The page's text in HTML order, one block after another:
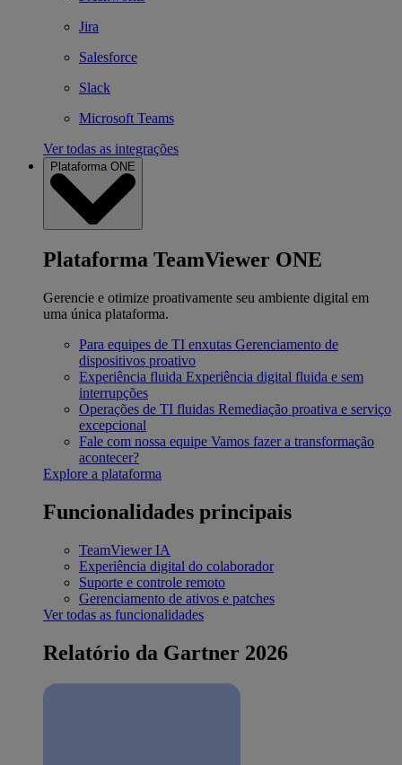
Jira
Salesforce
Slack
Microsoft Teams
Ver todas as integrações
Plataforma ONE
Plataforma TeamViewer ONE
Gerencie e otimize proativamente seu ambiente digital em
uma única plataforma.
Para equipes de TI enxutas Gerenciamento de
dispositivos proativo
Experiência fluida Experiência digital fluida e sem
interrupções
Operações de TI fluidas Remediação proativa e serviço
excepcional
Fale com nossa equipe Vamos fazer a transformação
acontecer?
Explore a plataforma
Funcionalidades principais
TeamViewer IA
Experiência digital do colaborador
Suporte e controle remoto
Gerenciamento de ativos e patches
Ver todas as funcionalidades
Relatório da Gartner 2026